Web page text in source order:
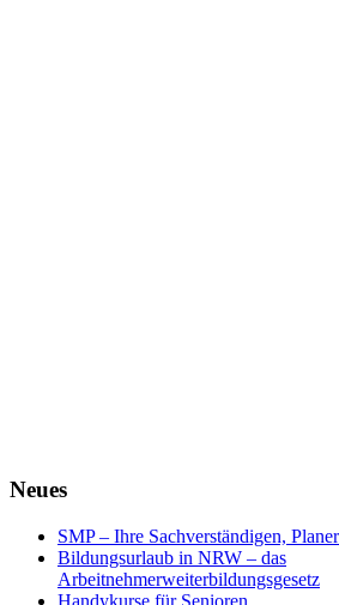
Neues
SMP – Ihre Sachverständigen,
Bildungsurlaub in NRW – das
Arbeitnehmerweiterbildungsgesetz
Handykurse für Senioren